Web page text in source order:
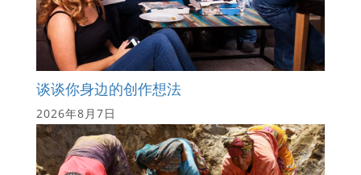
谈谈你身边的创作想法
2026年8月7日